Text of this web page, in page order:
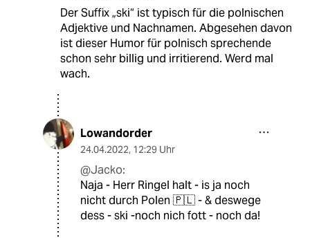
Der Suffix „ski“ ist typisch für die polnischen
Adjektive und Nachnamen. Abgesehen davon
ist dieser Humor für polnisch sprechende
schon sehr billig und irritierend. Werd mal
wach.
Lowandorder
24.04.2022, 12:29 Uhr
@Jacko:
Naja - Herr Ringel halt - is ja noch
nicht durch Polen 🇵🇱 - & deswege
dess - ski -noch nich fott - noch da!